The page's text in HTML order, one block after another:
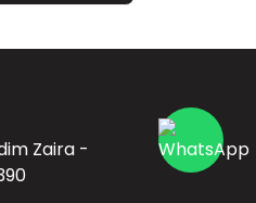
Zaira -